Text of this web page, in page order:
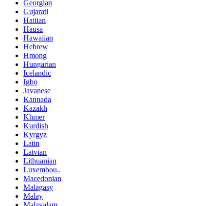
Georgian
Gujarati
Haitian
Hausa
Hawaiian
Hebrew
Hmong
Hungarian
Icelandic
Igbo
Javanese
Kannada
Kazakh
Khmer
Kurdish
Kyrgyz
Latin
Latvian
Lithuanian
Luxembou..
Macedonian
Malagasy
Malay